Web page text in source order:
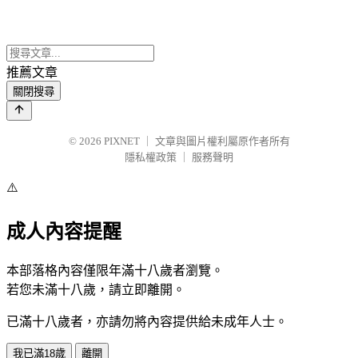
推薦文章
關閉搜尋
© 2026 PIXNET
文章與圖片權利屬原作者所有
隱私權政策
服務聲明
⚠️
成人內容提醒
本部落格內容僅限年滿十八歲者瀏覽。
若您未滿十八歲，請立即離開。
已滿十八歲者，亦請勿將內容提供給未成年人士。
我已滿18歲 離開